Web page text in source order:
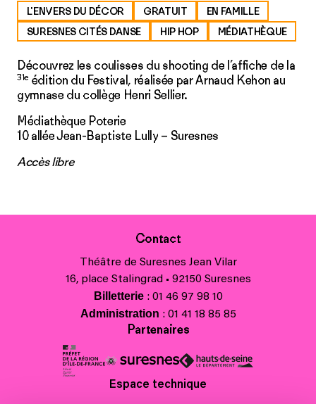
L'ENVERS DU DÉCOR GRATUIT
EN FAMILLE
SURESNES CITÉS DANSE
HIP HOP MÉDIATHÈQUE
Découvrez les coulisses du shooting de l’affiche de la
31e édition du Festival, réalisée par Arnaud Kehon au
gymnase du collège Henri Sellier.
Médiathèque Poterie
10 allée Jean-Baptiste Lully – Suresnes
Accès libre
Contact
Théâtre de Suresnes Jean Vilar
16, place Stalingrad • 92150 Suresnes
Billetterie: 01 46 97 98 10
Administration : 01 41 18 85 85
Partenaires
Espace technique